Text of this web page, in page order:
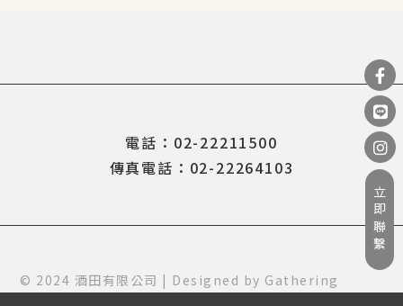
立即聯繫
電話：02-22211500
傳真電話：02-22264103
© 2024 酒田有限公司 | Designed by Gathering